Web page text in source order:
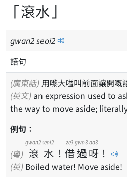
「滾水」
gwan2seoi2
語句
(廣東話) 用嚟大嗌叫前面讓開嘅
(英文)
the way to move aside;
例句：
(粵) 滾
gwan2
水
seoi2
！ 借
ze3
過
gwo3
呀
aa3
！
(英) Boiled water! Move aside!